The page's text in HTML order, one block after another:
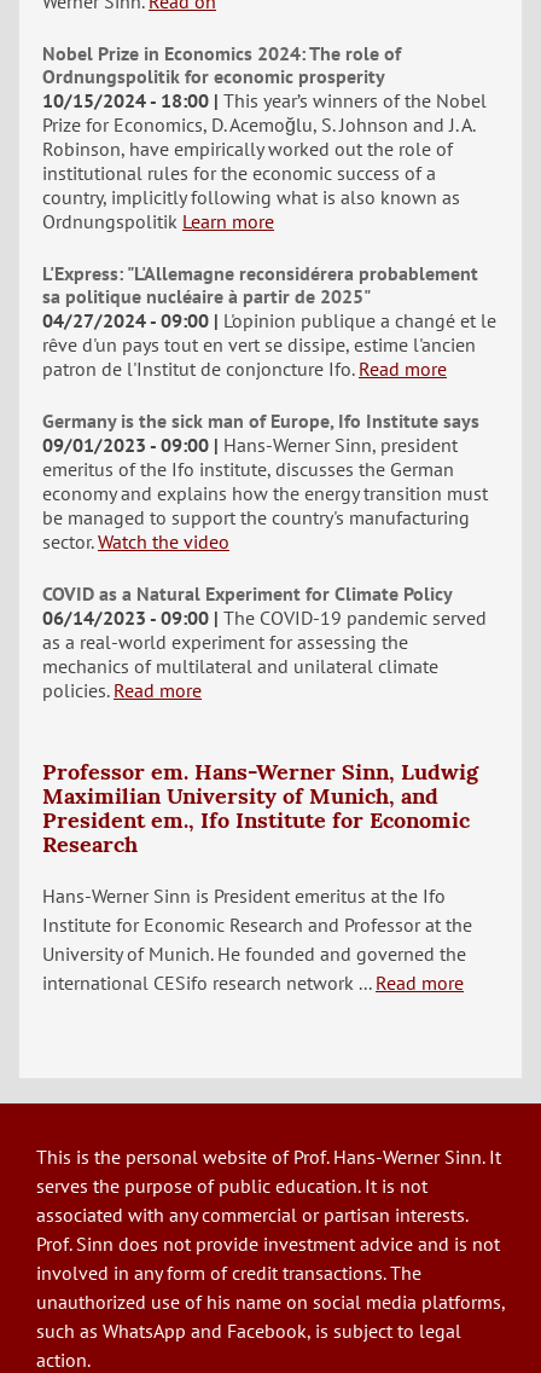
Nobel Prize in Economics 2024: The role of
Ordnungspolitik for economic prosperity
10/15/2024 - 18:00 This year’s winners of the Nobel
Prize for Economics, D. Acemoğlu, S. Johnson and J. A.
Robinson, have empirically worked out the role of
institutional rules for the economic success of a
country, implicitly following what is also known as
Ordnungspolitik Learn more
L'Express: "L'Allemagne reconsidérera probablement
sa politique nucléaire à partir de 2025"
04/27/2024 - 09:00
L'opinion publique a changé et le
rêve d'un pays tout en vert se dissipe, estime l'ancien
patron de l'Institut de conjoncture Ifo. Read more
Germany is the sick man of Europe, Ifo Institute says
09/01/2023 - 09:00
Hans-Werner Sinn, president
emeritus of the Ifo institute, discusses the German
economy and explains how the energy transition must
be managed to support the country's manufacturing
sector. Watch the video
COVID as a Natural Experiment for Climate Policy
06/14/2023 - 09:00 The COVID-19 pandemic served
as a real-world experiment for assessing the
mechanics of multilateral and unilateral climate
policies. Read more
Professor em. Hans-Werner Sinn, Ludwig
Maximilian University of Munich, and
President em., Ifo Institute for Economic
Research
Hans-Werner Sinn is President emeritus at the Ifo
Institute for Economic Research and Professor at the
University of Munich. He founded and governed the
international CESifo research network ... Read more
This is the personal website of Prof. Hans-Werner Sinn. It
serves the purpose of public education. It is not
associated with any commercial or partisan interests.
Prof. Sinn does not provide investment advice and is not
involved in any form of credit transactions. The
unauthorized use of his name on social media platforms,
such as WhatsApp and Facebook, is subject to legal
action.